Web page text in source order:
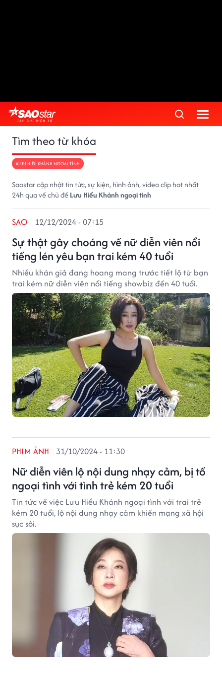
Tìm theo từ khóa
#LƯU HIỂU KHÁNH NGOẠI TÌNH
Saostar cập nhật tin tức, sự kiện, hình ảnh, video clip hot nhất
24h qua về chủ đềLưu Hiểu Khánh ngoại tình
Sự thật gây choáng về nữ diễn viên nổi
tiếng lén yêu bạn trai kém 40 tuổi
SAO 12/12/2024 - 07:15
Nhiều khán giả đang hoang mang trước tiết lộ từ bạn
trai kém nữ diễn viên nổi tiếng showbiz đến 40 tuổi.
Nữ diễn viên lộ nội dung nhạy cảm, bị tố
ngoại tình với tình trẻ kém 20 tuổi
PHIM ẢNH 31/10/2024 - 11:30
Tin tức về việc Lưu Hiểu Khánh ngoại tình với trai trẻ
kém 20 tuổi, lộ nội dung nhạy cảm khiến mạng xã hội
sục sôi.